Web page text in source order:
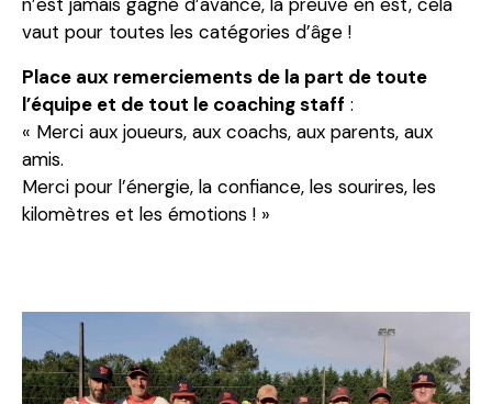
n’est jamais gagné d’avance, la preuve en est, cela
vaut pour toutes les catégories d’âge !
Place aux remerciements de la part de toute
l’équipe et de tout le coaching staff :
« Merci aux joueurs, aux coachs, aux parents, aux
amis.
Merci pour l’énergie, la confiance, les sourires, les
kilomètres et les émotions ! »